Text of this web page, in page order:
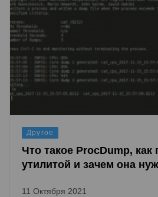
Другое
Что такое ProcDump, как
утилитой и зачем она
11 Октября 2021